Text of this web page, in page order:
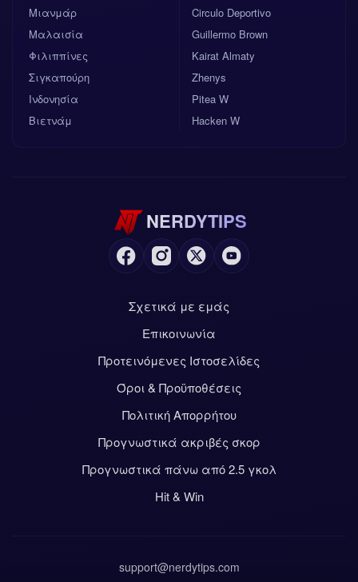
Μιανμάρ
Μαλαισία
Φιλιππίνες
Σιγκαπούρη
Ινδονησία
Βιετνάμ
Circulo Deportivo
Guillermo Brown
Kairat Almaty
Zhenys
Pitea W
Hacken W
NERDYTIPS
Σχετικά με εμάς
Επικοινωνία
Προτεινόμενες Ιστοσελίδες
Όροι & Προϋποθέσεις
Πολιτική Απορρήτου
Προγνωστικά ακριβές σκορ
Προγνωστικά πάνω από 2.5 γκολ
Hit & Win
support@nerdytips.com